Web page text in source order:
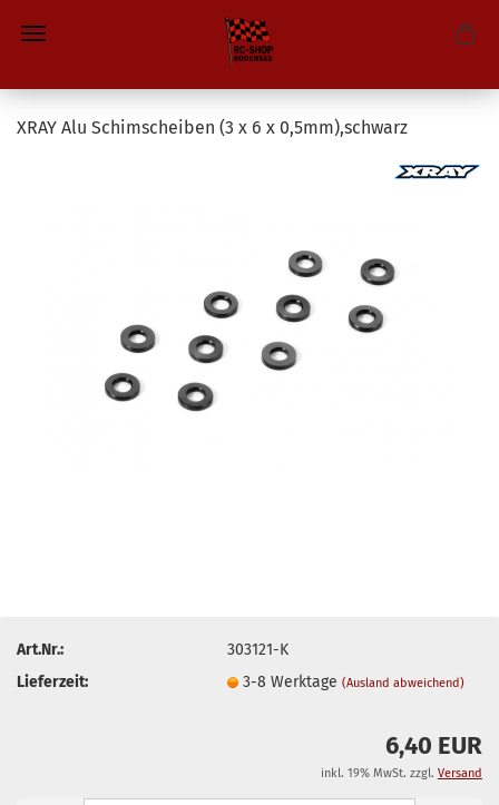
XRAY Alu Schimscheiben (3 x 6 x 0,5mm),schwarz
Art.Nr.:
303121-K
Lieferzeit:
3-8 Werktage(Ausland abweichend)
6,40 EUR
inkl. 19% MwSt. zzgl. Versand